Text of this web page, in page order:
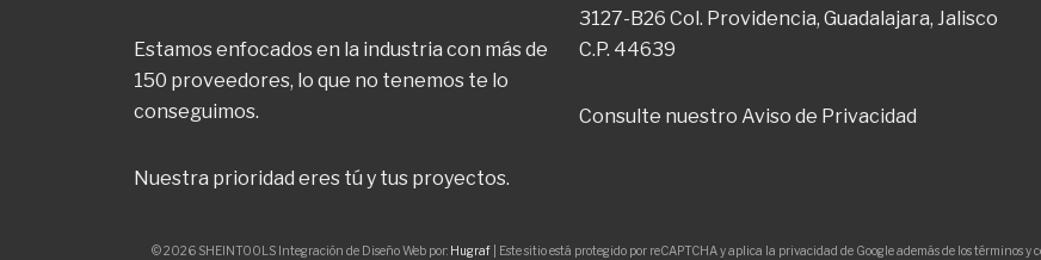
Estamos enfocados en la industria con más de
150 proveedores, lo que no tenemos te lo
conseguimos.
Nuestra prioridad eres tú y tus proyectos.
3127-B26 Col. Providencia, Guadalajara, Jalisco
C.P. 44639
Consulte nuestro Aviso de Privacidad
© 2026 SHEINTOOLS Integración de Diseño Web por: Hugraf | Este sitio está protegido por reCAPTCHA y aplica la privacidad de Google además de los términos y